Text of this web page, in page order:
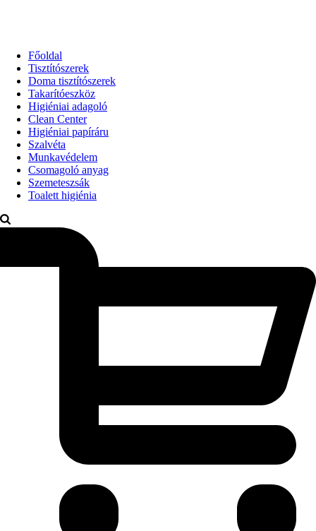
Főoldal
Tisztítószerek
Doma tisztítószerek
Takarítóeszköz
Higiéniai adagoló
Clean Center
Higiéniai papíráru
Szalvéta
Munkavédelem
Csomagoló anyag
Szemeteszsák
Toalett higiénia